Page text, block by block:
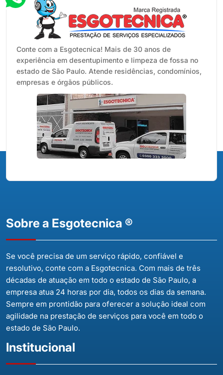
Conte com a Esgotecnica! Mais de 30 anos de
experiência em desentupimento e limpeza de fossa no
estado de São Paulo. Atende residências, condomínios,
empresas e órgãos públicos.
Sobre a Esgotecnica ®
Se você precisa de um serviço rápido, confiável e
resolutivo, conte com a Esgotecnica. Com mais de três
décadas de atuação em todo o estado de São Paulo, a
empresa atua 24 horas por dia, todos os dias da semana.
Sempre em prontidão para oferecer a solução ideal com
agilidade na prestação de serviços para você em todo o
estado de São Paulo.
Institucional